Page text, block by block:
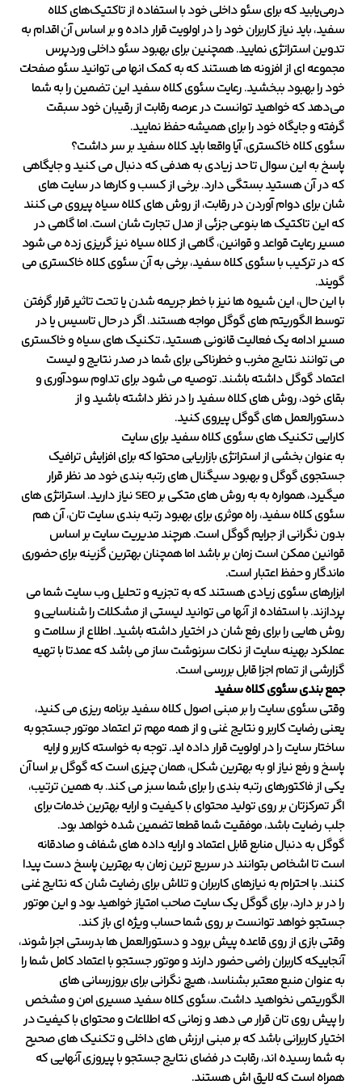
درمی‌یابید که برای سئو داخلی خود با استفاده از تاکتیک‌های کلاه
سفید، باید نیاز کاربران خود را در اولویت قرار داده و بر اساس آن اقدام به
تدوین استراتژی نمایید. همچنین برای بهبود سئو داخلی وردپرس
مجموعه ای از افزونه ها هستند که به کمک انها می توانید سئو صفحات
خود را بهبود ببخشید. رعایت سئوی کلاه سفید این تضمین را به شما
می‌دهد که خواهید توانست در عرصه رقابت از رقیبان خود سبقت
گرفته و جایگاه خود را برای همیشه حفظ نمایید.
سئوی کلاه خاکستری، آیا واقعا باید کلاه سفید بر سر داشت؟
پاسخ به این سوال تا حد زیادی به هدفی که دنبال می کنید و جایگاهی
که در آن هستید بستگی دارد. برخی از کسب و کارها در سایت های
شان برای دوام آوردن در رقابت، از روش های کلاه سیاه پیروی می کنند
که این تاکتیک ها بنوعی جزئی از مدل تجارت شان است. اما گاهی در
مسیر رعایت قواعد و قوانین، گاهی از کلاه سیاه نیز گریزی زده می شود
که در ترکیب با سئوی کلاه سفید، برخی به آن سئوی کلاه خاکستری می
گویند.
با این حال، این شیوه ها نیز با خطر جریمه شدن یا تحت تاثیر قرار گرفتن
توسط الگوریتم های گوگل مواجه هستند. اگر در حال تاسیس یا در
مسیر ادامه یک فعالیت قانونی هستید، تکنیک های سیاه و خاکستری
می توانند نتایج مخرب و خطرناکی برای شما در صدر نتایج و لیست
اعتماد گوگل داشته باشند. توصیه می شود برای تداوم سودآوری و
بقای خود، روش های کلاه سفید را در نظر داشته باشید و از
دستورالعمل های گوگل پیروی کنید.
کارایی تکنیک های سئوی کلاه سفید برای سایت
به عنوان بخشی از استراتژی بازاریابی محتوا که برای افزایش ترافیک
جستجوی گوگل و بهبود سیگنال های رتبه بندی خود مد نظر قرار
میگیرد، همواره به به روش های متکی بر SEO نیاز دارید. استراتژی های
سئوی کلاه سفید، راه موثری برای بهبود رتبه بندی سایت تان، آن هم
بدون نگرانی از جرایم گوگل است. هرچند مدیریت سایت بر اساس
قوانین ممکن است زمان‌ بر باشد اما همچنان بهترین گزینه برای حضوری
ماندگار و حفظ اعتبار است.
ابزارهای سئوی زیادی هستند که به تجزیه و تحلیل وب سایت شما می
پردازند. با استفاده از آنها می توانید لیستی از مشکلات را شناسایی و
روش هایی را برای رفع شان در اختیار داشته باشید. اطلاع از سلامت و
عملکرد بهینه سایت از نکات سرنوشت ساز می باشد که عمدتا با تهیه
گزارشی از تمام اجزا قابل بررسی است.
جمع بندی سئوی کلاه سفید
وقتی سئوی سایت را بر مبنی اصول کلاه سفید برنامه ریزی می کنید،
یعنی رضایت کاربر و نتایج غنی و از همه مهم تر اعتماد موتور جستجو به
ساختار سایت را در اولویت قرار داده اید. توجه به خواسته‌ کاربر و ارایه
پاسخ و رفع نیاز او به بهترین شکل، همان چیزی است که گوگل بر اسا آن
یکی از فاکتورهای رتبه بندی را برای شما سبز می کند. به همین ترتیب،
اگر تمرکزتان بر روی تولید محتوای با کیفیت و ارایه بهترین خدمات برای
جلب رضایت باشد، موفقیت شما قطعا تضمین شده خواهد بود.
گوگل به دنبال منابع قابل اعتماد و ارایه داده های شفاف و صادقانه
است تا اشخاص بتوانند در سریع ترین زمان به بهترین پاسخ دست پیدا
کنند. با احترام به نیازهای کاربران و تلاش برای رضایت شان که نتایج غنی
را در بر دارد، برای گوگل یک سایت صاحب امتیاز خواهید بود و این موتور
جستجو خواهد توانست بر روی شما حساب ویژه ای باز کند.
وقتی بازی از روی قاعده پیش برود و دستورالعمل ها بدرستی اجرا شوند،
آنجاییکه کاربران راضی حضور دارند و موتور جستجو با اعتماد کامل شما را
به عنوان منبع معتبر بشناسد، هیچ نگرانی برای بروزرسانی های
الگوریتمی نخواهید داشت. سئوی کلاه سفید مسیری امن و مشخص
را پیش روی تان قرار می دهد و زمانی که اطلاعات و محتوای با کیفیت در
اختیار کاربرانی باشد که بر مبنی ارزش های داخلی و تکنیک های صحیح
به شما رسیده اند، رقابت در فضای نتایج جستجو با پیروزی آنهایی که
همراه است که لایق اش هستند.